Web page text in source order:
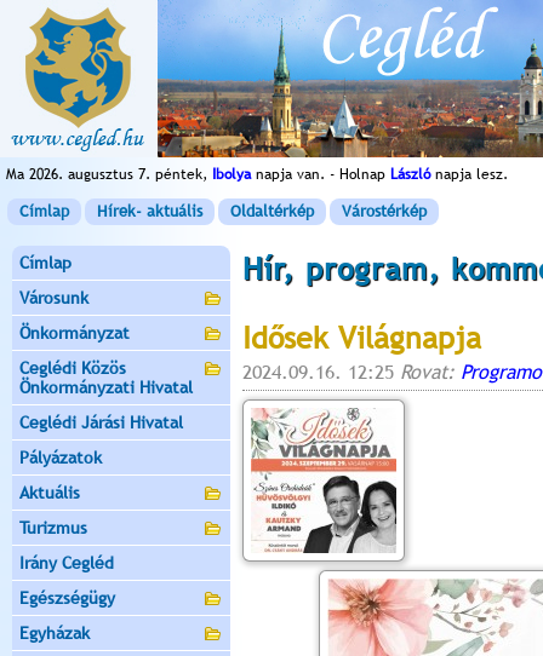
Ma 2026. augusztus 7. péntek, Ibolyanapja van. - Holnap Lászlónapja lesz.
Címlap Hírek- aktuális Oldaltérkép Várostérkép
Címlap
Városunk
Önkormányzat
Ceglédi Közös
Önkormányzati Hivatal
Ceglédi Járási Hivatal
Pályázatok
Aktuális
Turizmus
Irány Cegléd
Egészségügy
Egyházak
Hír, program,
Idősek Világnapja
2024.09.16. 12:25 Rovat: